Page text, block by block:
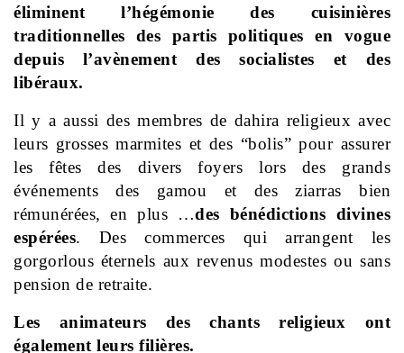
éliminent l’hégémonie des cuisinières
traditionnelles des partis politiques en vogue
depuis l’avènement des socialistes et des
libéraux.
Il y a aussi des membres de dahira religieux avec
leurs grosses marmites et des “bolis” pour assurer
les fêtes des divers foyers lors des grands
événements des gamou et des ziarras bien
rémunérées, en plus …des bénédictions divines
espérées. Des commerces qui arrangent les
gorgorlous éternels aux revenus modestes ou sans
pension de retraite.
Les animateurs des chants religieux ont
également leurs filières.